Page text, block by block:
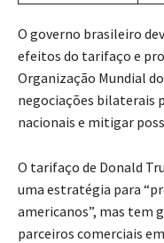
O governo brasileiro
efeitos do tarifaço e
Organização Mundial
negociações bilaterais
nacionais e mitigar
O tarifaço de Donald
uma estratégia para
americanos”, mas tem
parceiros comerciais